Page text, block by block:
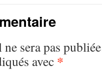
sera pas
avec *